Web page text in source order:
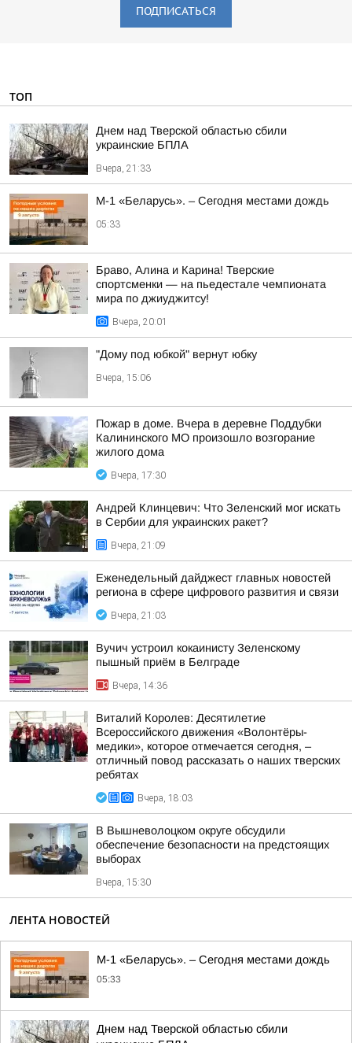
ПОДПИСАТЬСЯ
ТОП
Днем над Тверской областью сбили
украинские БПЛА
Вчера, 21:33
М-1 «Беларусь». – Сегодня местами дождь
05:33
Браво, Алина и Карина! Тверские
спортсменки — на пьедестале чемпионата
мира по джиуджитсу!
Вчера, 20:01
"Дому под юбкой" вернут юбку
Вчера, 15:06
Пожар в доме. Вчера в деревне Поддубки
Калининского МО произошло возгорание
жилого дома
Вчера, 17:30
Андрей Клинцевич: Что Зеленский мог искать
в Сербии для украинских ракет?
Вчера, 21:09
Еженедельный дайджест главных новостей
региона в сфере цифрового развития и связи
Вчера, 21:03
Вучич устроил кокаинисту Зеленскому
пышный приём в Белграде
Вчера, 14:36
Виталий Королев: Десятилетие
Всероссийского движения «Волонтёры-
медики», которое отмечается сегодня, –
отличный повод рассказать о наших тверских
ребятах
Вчера, 18:03
В Вышневолоцком округе обсудили
обеспечение безопасности на предстоящих
выборах
Вчера, 15:30
ЛЕНТА НОВОСТЕЙ
М-1 «Беларусь». – Сегодня местами дождь
05:33
Днем над Тверской областью сбили